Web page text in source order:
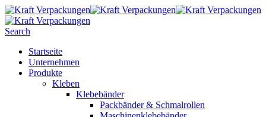
Search
Startseite
Unternehmen
Produkte
Kleben
Klebebänder
Packbänder & Schmalrollen